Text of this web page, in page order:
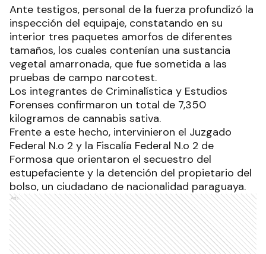
Ante testigos, personal de la fuerza profundizó la
inspección del equipaje, constatando en su
interior tres paquetes amorfos de diferentes
tamaños, los cuales contenían una sustancia
vegetal amarronada, que fue sometida a las
pruebas de campo narcotest.
Los integrantes de Criminalística y Estudios
Forenses confirmaron un total de 7,350
kilogramos de cannabis sativa.
Frente a este hecho, intervinieron el Juzgado
Federal N.o 2 y la Fiscalía Federal N.o 2 de
Formosa que orientaron el secuestro del
estupefaciente y la detención del propietario del
bolso, un ciudadano de nacionalidad paraguaya.
Ads